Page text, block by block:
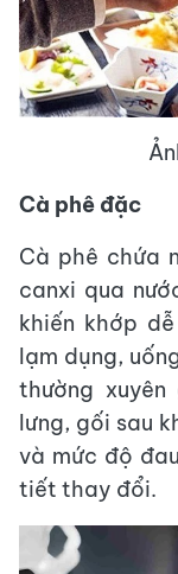
Cà phê đặc
Cà phê chứa
canxi qua
khiến khớp
lạm dụng,
thường
lưng, gối sau
và mức độ
tiết thay đổi.